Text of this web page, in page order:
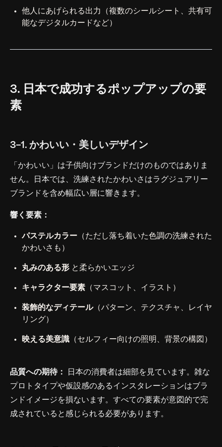
他人にあげられる出力（複数のシールシート、共有可
能なデジタルカードなど）
3. 日本で成功するポップアップの要
素
3-1. かわいい・美しいデザイン
「かわいい」は子供向けブランドだけのものではありま
せん。日本では、洗練されたかわいさはラグジュアリー
ブランドを含め幅広い層に響きます。
響く要素：
パステルカラー （ただし落ち着いた色調の洗練された
かわいさも）
丸みのある形 と柔らかいエッジ
キャラクター要素 （マスコット、イラスト）
装飾的なディテール（パターン、テクスチャ、レイヤ
リング）
映える美意識 （セルフィー向けの照明、背景の構図）
品質への期待：
日本の消費者は細部を見ています。雑な
プロトタイプや仮設感のあるインスタレーションはブラ
ンドイメージを損ないます。すべての要素が意図的で完
成されていると感じられる必要があります。